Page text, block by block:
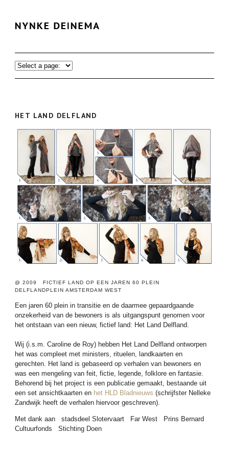
HET LAND DELFLAND
@ 2009 FICTIEF LAND OP EEN JAREN 60 PLEIN
DELFLANDPLEIN AMSTERDAM WEST
Een jaren 60 plein in transitie en de daarmee gepaardgaande
onzekerheid van de bewoners is als uitgangspunt genomen voor
het ontstaan van een nieuw, fictief land: Het Land Delfland.
Wij (i.s.m. Caroline de Roy) hebben Het Land Delfland ontworpen
het was compleet met ministers, rituelen, landkaarten en
gerechten. Het land is gebaseerd op verhalen van bewoners en
was een mengeling van feit, fictie, legende, folklore en fantasie.
Behorend bij het project is een publicatie gemaakt, bestaande uit
een set ansichtkaarten en het HLD Bladnieuws (schrijfster Nelleke
Zandwijk heeft de verhalen hiervoor geschreven).
Met dank aan stadsdeel Slotervaart Far West Prins Bernard
Cultuurfonds Stichting Doen